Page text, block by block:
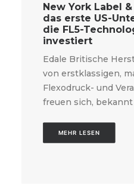
New York Label
das erste US-
die FL5-
investiert
Edale Britische
von erstklassigen,
Flexodruck- und
freuen sich, bekannt
MEHR LESEN